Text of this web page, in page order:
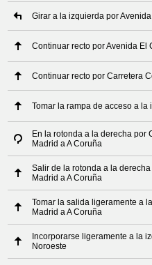
Girar a la izquierda por
Continuar recto por Avenida El
Continuar recto por Carretera
Tomar la rampa de acceso a la
En la rotonda a la derecha por
Madrid a A Coruña
Salir de la rotonda a la
Madrid a A Coruña
Tomar la salida ligeramente a
Madrid a A Coruña
Incorporarse ligeramente a la
Noroeste